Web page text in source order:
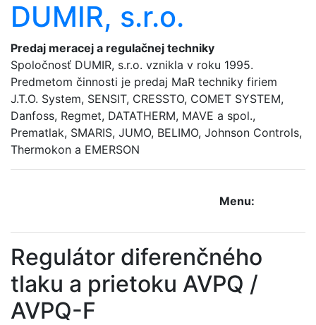
DUMIR, s.r.o.
Predaj meracej a regulačnej techniky
Spoločnosť DUMIR, s.r.o. vznikla v roku 1995.
Predmetom činnosti je predaj MaR techniky firiem
J.T.O. System, SENSIT, CRESSTO, COMET SYSTEM,
Danfoss, Regmet, DATATHERM, MAVE a spol.,
Prematlak, SMARIS, JUMO, BELIMO, Johnson Controls,
Thermokon a EMERSON
Menu:
Regulátor diferenčného
tlaku a prietoku AVPQ /
AVPQ-F